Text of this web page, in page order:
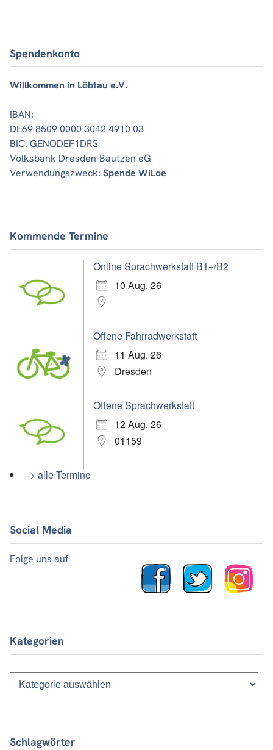
Spendenkonto
Willkommen in Löbtau e.V.
IBAN:
DE69 8509 0000 3042 4910 03
BIC: GENODEF1DRS
Volksbank Dresden-Bautzen eG
Verwendungszweck: Spende WiLoe
Kommende Termine
Online Sprachwerkstatt B1+/B2
10 Aug. 26
Offene Fahrradwerkstatt
11 Aug. 26
Dresden
Offene Sprachwerkstatt
12 Aug. 26
01159
--> alle Termine
Social Media
Folge uns auf
Kategorien
Kategorien
Schlagwörter